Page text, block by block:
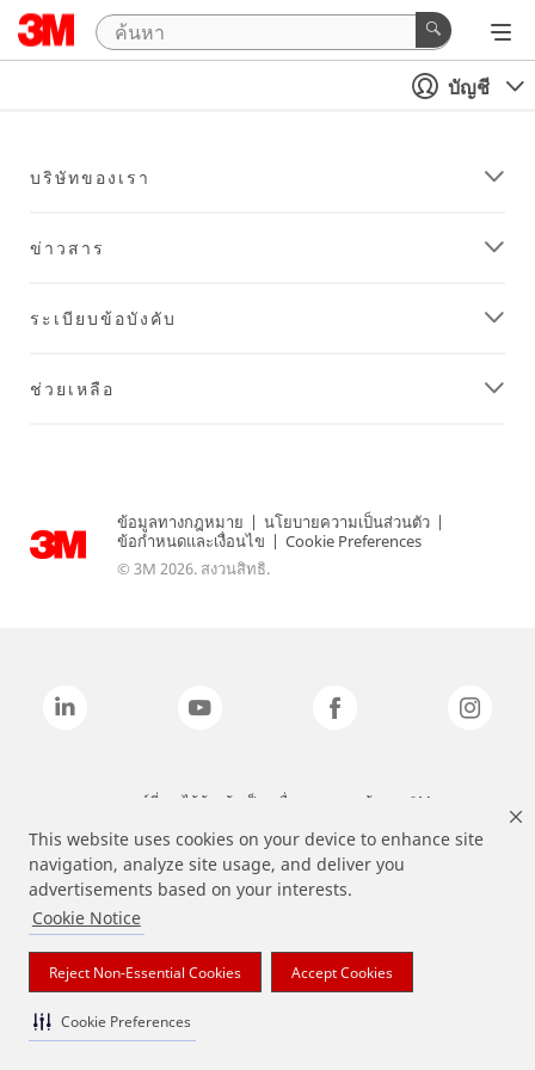
This website uses cookies on your device to enhance site
navigation, analyze site usage, and deliver you
advertisements based on your interests.
Cookie Notice
Reject Non-Essential Cookies Accept Cookies
Cookie Preferences
บัญชี
บริษัทของเรา
ข่าวสาร
ระเบียบข้อบังคับ
ช่วยเหลือ
ข้อมูลทางกฎหมาย | นโยบายความเป็นส่วนตัว |
ข้อกำหนดและเงื่อนไข | Cookie Preferences
© 3M 2026. สงวนสิทธิ.
แบรนด์ที่ระบุไว้ข้างต้นเป็นเครื่องหมายการค้าของ 3M